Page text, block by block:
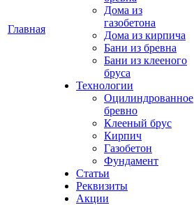
Главная
Дома из
газобетона
Дома из кирпича
Бани из бревна
Бани из клееного
бруса
Технологии
Оцилиндрованное
бревно
Клееный брус
Кирпич
Газобетон
Фундамент
Статьи
Реквизиты
Акции